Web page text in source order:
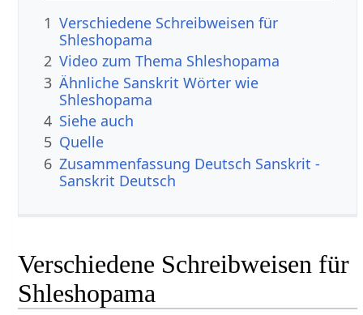
1 Verschiedene Schreibweisen für
Shleshopama
2 Video zum Thema Shleshopama
3 Ähnliche Sanskrit Wörter wie
Shleshopama
4 Siehe auch
5 Quelle
6 Zusammenfassung Deutsch Sanskrit -
Sanskrit Deutsch
Verschiedene Schreibweisen für
Shleshopama